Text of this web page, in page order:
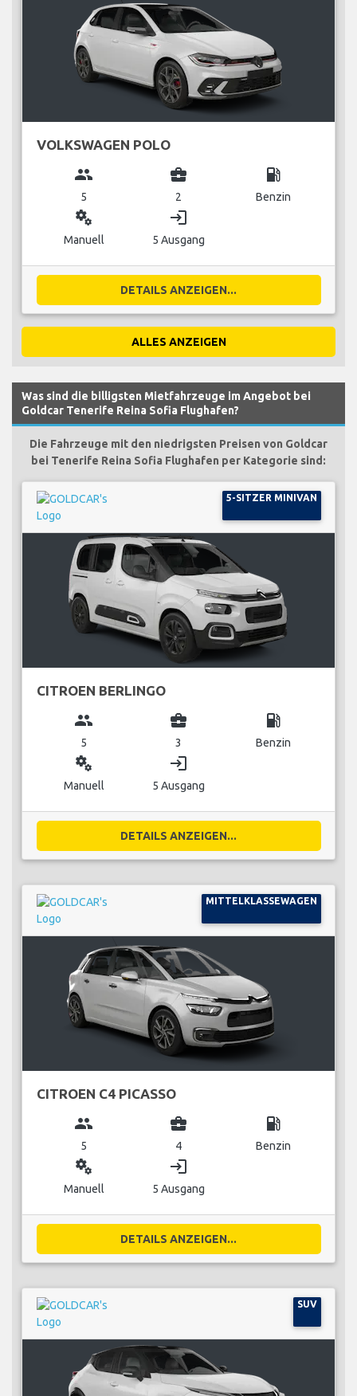
VOLKSWAGEN POLO
group
5
business_center
2
local_gas_station
Benzin
miscellaneous_services
Manuell
login
5 Ausgang
DETAILS ANZEIGEN...
ALLES ANZEIGEN
Was sind die billigsten Mietfahrzeuge im Angebot bei
Goldcar Tenerife Reina Sofia Flughafen?
Die Fahrzeuge mit den niedrigsten Preisen von Goldcar
bei Tenerife Reina Sofia Flughafen per Kategorie sind:
5-SITZER MINIVAN
CITROEN BERLINGO
group
5
business_center
3
local_gas_station
Benzin
miscellaneous_services
Manuell
login
5 Ausgang
DETAILS ANZEIGEN...
MITTELKLASSEWAGEN
CITROEN C4 PICASSO
group
5
business_center
4
local_gas_station
Benzin
miscellaneous_services
Manuell
login
5 Ausgang
DETAILS ANZEIGEN...
SUV